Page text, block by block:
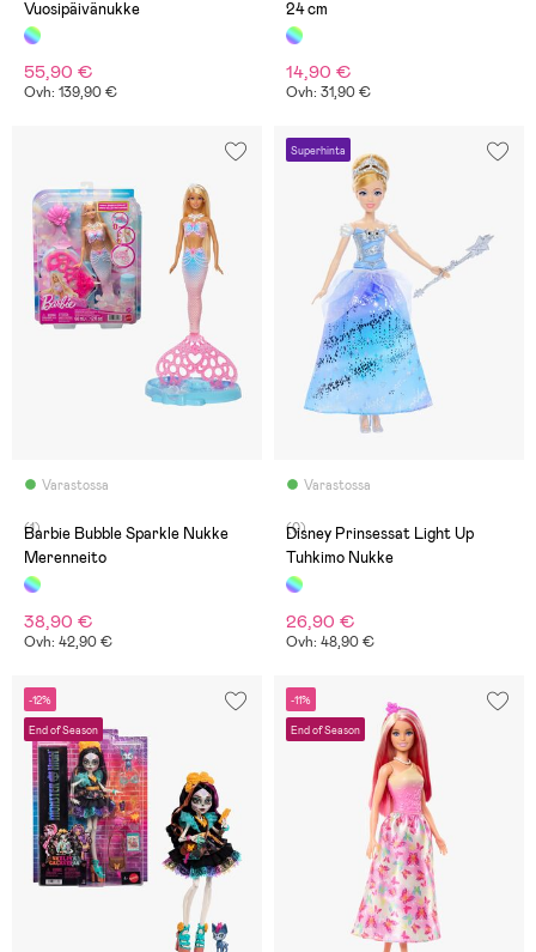
Vuosipäivänukke
55,90 €
Ovh: 139,90 €
24 cm
14,90 €
Ovh: 31,90 €
Varastossa
(1)
Barbie Bubble Sparkle Nukke
Merenneito
38,90 €
Ovh: 42,90 €
Superhinta
Varastossa
(0)
Disney Prinsessat Light Up
Tuhkimo Nukke
26,90 €
Ovh: 48,90 €
-12%
End of Season
-11%
End of Season